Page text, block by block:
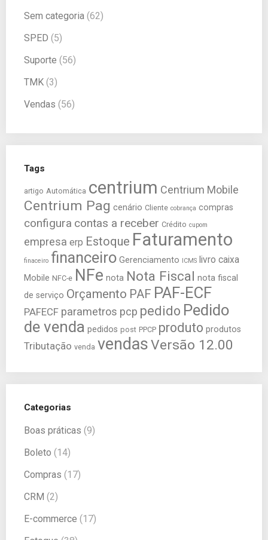
Sem categoria (62)
SPED (5)
Suporte (56)
TMK (3)
Vendas (56)
Tags
artigo Automática centrium Centrium Mobile
Centrium Pag cenário Cliente cobrança compras
configura contas a receber Crédito cupom
empresa erp Estoque Faturamento
finaceiro financeiro Gerenciamento ICMS livro caixa
Mobile NFC-e NFe nota Nota Fiscal nota fiscal
de serviço Orçamento PAF PAF-ECF
PAFECF parametros pcp pedido Pedido
de venda pedidos post PPCP produto produtos
Tributação venda vendasVersão 12.00
Categorias
Boas práticas (9)
Boleto (14)
Compras (17)
CRM (2)
E-commerce (17)